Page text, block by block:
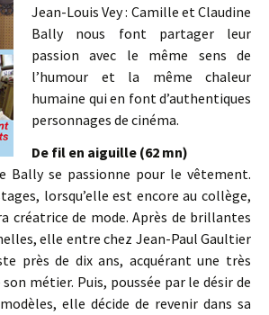
Jean-Louis Vey : Camille et Claudine
Bally nous font partager leur
passion avec le même sens de
l’humour et la même chaleur
humaine qui en font d’authentiques
personnages de cinéma.
De fil en aiguille (62 mn)
Bally se passionne pour le vêtement.
lorsqu’elle est encore au collège,
créatrice de mode. Après de brillantes
elle entre chez Jean-Paul Gaultier
près de dix ans, acquérant une très
métier. Puis, poussée par le désir de
elle décide de revenir dans sa